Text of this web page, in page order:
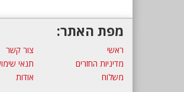
מפת האתר:
ראשי צור קשר
מדיניות החזרים
תנאי
משלוח
אודות